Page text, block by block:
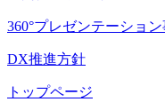
360°プレゼンテーショ
DX推進方針
トップページ